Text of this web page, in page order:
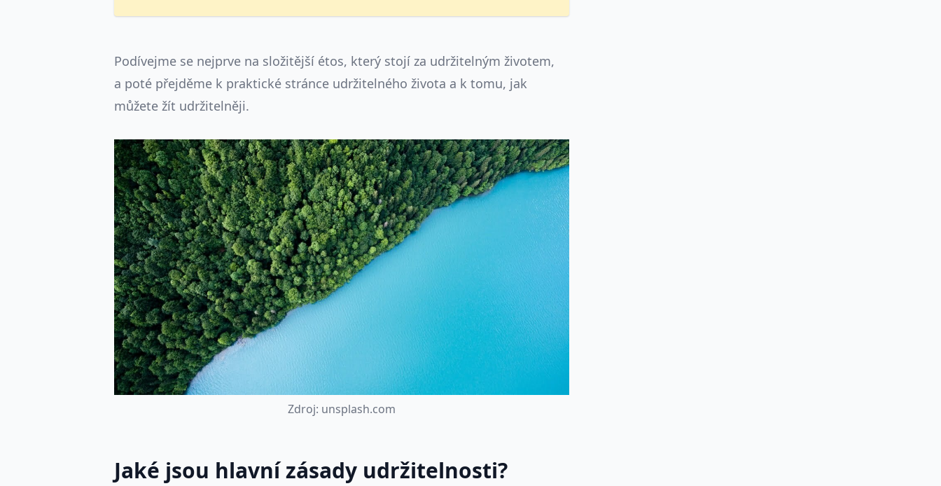
Podívejme se nejprve na složitější étos, který stojí za udržitelným životem,
a poté přejděme k praktické stránce udržitelného života a k tomu, jak
můžete žít udržitelněji.
Zdroj: unsplash.com
Jaké jsou hlavní zásady udržitelnosti?